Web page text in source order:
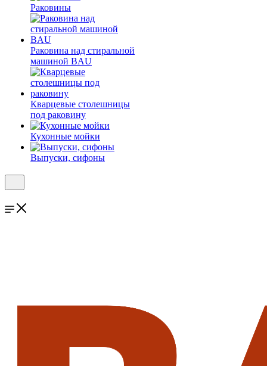
Раковины
Раковина над стиральной
машиной BAU
Кварцевые столешницы
под раковину
Кухонные мойки
Выпуски, сифоны